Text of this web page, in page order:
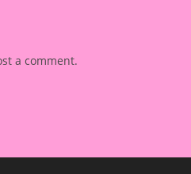
a comment.